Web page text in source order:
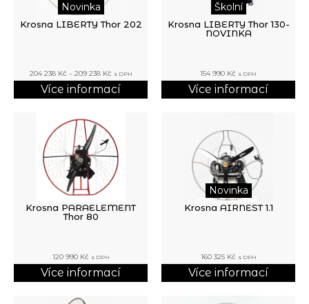
Novinka
Krosna LIBERTY Thor 202
204 238 Kč – 209 238 Kč s DPH
Více informací
Školní
Krosna LIBERTY Thor 130-
NOVINKA
154 990 Kč s DPH
Více informací
Krosna PARAELEMENT
Thor 80
120 990 Kč s DPH
Více informací
Novinka
Krosna AIRNEST 1.1
160 325 Kč s DPH
Více informací